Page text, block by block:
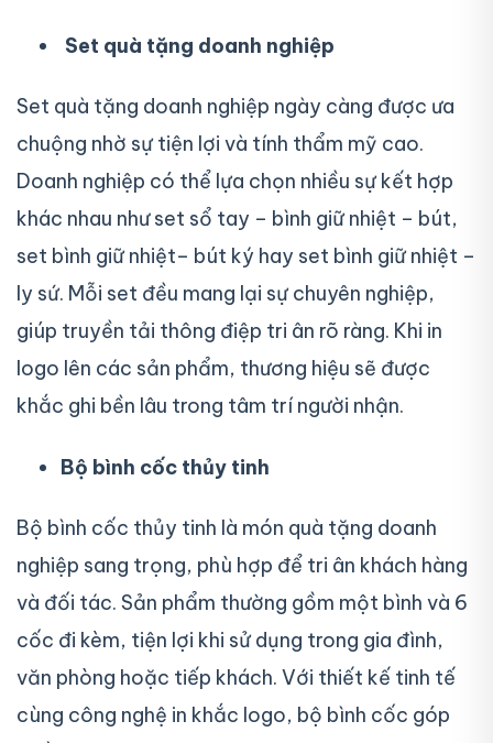
Set quà tặng doanh nghiệp
Set quà tặng doanh nghiệp ngày càng được ưa
chuộng nhờ sự tiện lợi và tính thẩm mỹ cao.
Doanh nghiệp có thể lựa chọn nhiều sự kết hợp
khác nhau như set sổ tay – bình giữ nhiệt – bút,
set bình giữ nhiệt– bút ký hay set bình giữ nhiệt –
ly sứ. Mỗi set đều mang lại sự chuyên nghiệp,
giúp truyền tải thông điệp tri ân rõ ràng. Khi in
logo lên các sản phẩm, thương hiệu sẽ được
khắc ghi bền lâu trong tâm trí người nhận.
Bộ bình cốc thủy tinh
Bộ bình cốc thủy tinh là món quà tặng doanh
nghiệp sang trọng, phù hợp để tri ân khách hàng
và đối tác. Sản phẩm thường gồm một bình và 6
cốc đi kèm, tiện lợi khi sử dụng trong gia đình,
văn phòng hoặc tiếp khách. Với thiết kế tinh tế
cùng công nghệ in khắc logo, bộ bình cốc góp